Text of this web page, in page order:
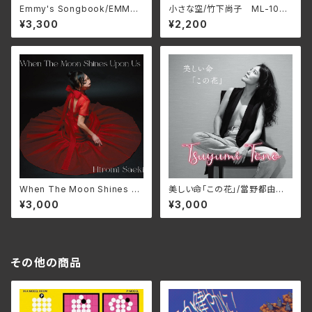
Emmy's Songbook/EMMY
（エミー） YPM-089
¥3,300
小さな空/竹下尚子 ML-1048
(仕様:CD)
¥2,200
When The Moon Shines U
pon Us/HIROMI SAEKI GN
M-1022
¥3,000
美しい命「この花」/當野都由
美 GNM-1027(仕様：CD)
¥3,000
その他の商品